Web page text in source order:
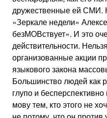
дружественные ей СМИ.
«Зеркале недели»
безМОВствует». И это
действительности.
организованные акции
языкового закона
Большинство людей как
глупо и
мову тем, кто этого не